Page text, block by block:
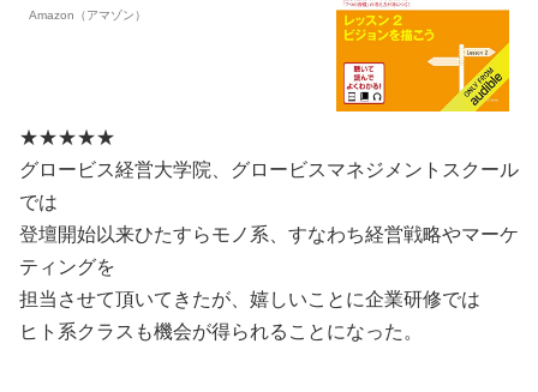
Amazon（アマゾン）
★★★★★
グロービス経営大学院、グロービスマネジメントスクール
では
登壇開始以来ひたすらモノ系、すなわち経営戦略やマーケ
ティングを
担当させて頂いてきたが、嬉しいことに企業研修では
ヒト系クラスも機会が得られることになった。